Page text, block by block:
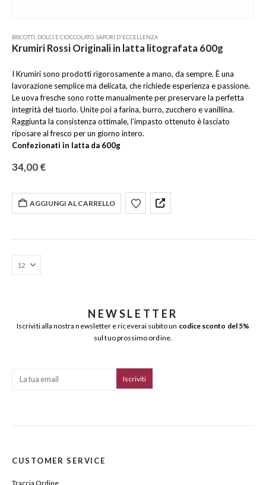
BISCOTTI DOLCI E CIOCCOLATO SAPORI D'ECCELLENZA
Krumiri Rossi Originali in latta litografata 600g
I Krumiri sono prodotti rigorosamente a mano, da sempre. È una
lavorazione semplice ma delicata, che richiede esperienza e passione.
Le uova fresche sono rotte manualmente per preservare la perfetta
integrità del tuorlo. Unite poi a farina, burro, zucchero e vanillina.
Raggiunta la consistenza ottimale, l’impasto ottenuto è lasciato
riposare al fresco per un giorno intero.
Confezionati in latta da 600g
34,00 €
AGGIUNGI AL CARRELLO
NEWSLETTER
Iscriviti alla nostra newsletter e riceverai subito un codice sconto del 5%
sul tuo prossimo ordine.
CUSTOMER SERVICE
Traccia Ordine